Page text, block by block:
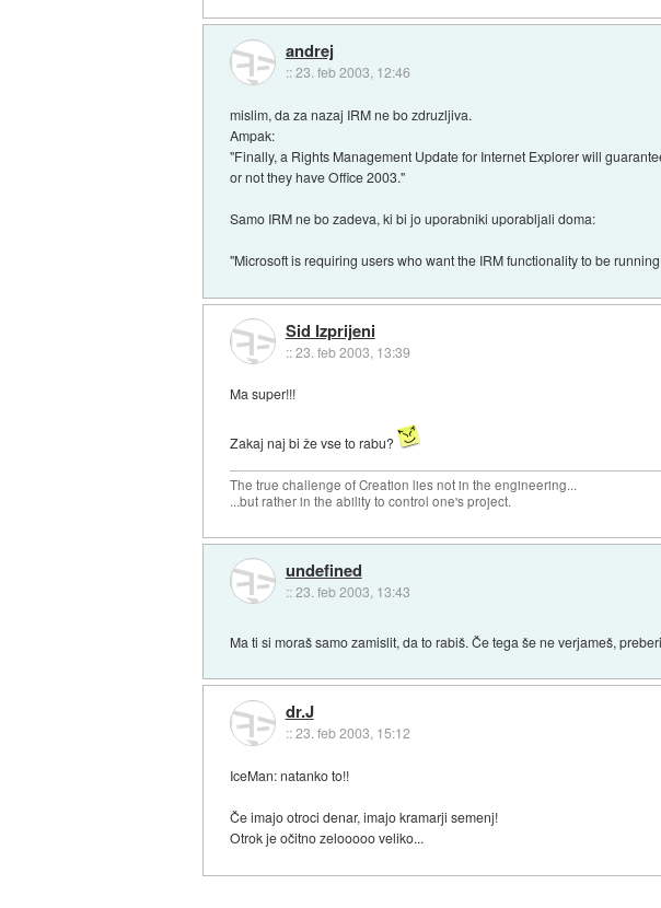
andrej
::23. feb 2003, 12:46
mislim, da za nazaj IRM ne bo zdruzljiva.
Ampak:
"Finally, a Rights Management Update for Internet Explorer will
or not they have Office 2003."
Samo IRM ne bo zadeva, ki bi jo uporabniki uporabljali doma:
"Microsoft is requiring users who want the IRM functionality to be
Sid Izprijeni
::23. feb 2003, 13:39
Ma super!!!
Zakaj naj bi že vse to rabu?
The true challenge of Creation lies not in the engineering...
...but rather in the ability to control one's project.
undefined
::23. feb 2003, 13:43
Ma ti si moraš samo zamislit, da to rabiš. Če tega še ne verjameš,
dr.J
::23. feb 2003, 15:12
IceMan: natanko to!!
Če imajo otroci denar, imajo kramarji semenj!
Otrok je očitno zelooooo veliko...